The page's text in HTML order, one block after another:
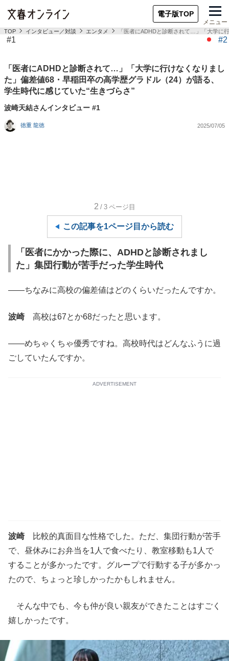
電子版TOP
メニュー
TOP インタビュー／対談 エンタメ 「医者にADHDと診断されて…」「大学に
#1 #2
「医者にADHDと診断されて…」「大学に行けなくなりまし
た」偏差値68・早稲田卒の高学歴グラドル（24）が語る、
学生時代に感じていた“生きづらさ”
波崎天結さんインタビュー #1
徳重 龍徳 2025/07/05
2 /3 ページ目
この記事を1ページ目から読む
「医者にかかった際に、ADHDと診断されまし
た」集団行動が苦手だった学生時代
――ちなみに高校の偏差値はどのくらいだったんですか。
波崎高校は67とか68だったと思います。
――めちゃくちゃ優秀ですね。高校時代はどんなふうに過
ごしていたんですか。
ADVERTISEMENT
波崎比較的真面目な性格でした。ただ、集団行動が苦手
で、昼休みにお弁当を1人で食べたり、教室移動も1人で
することが多かったです。グループで行動する子が多かっ
たので、ちょっと珍しかったかもしれません。
そんな中でも、今も仲が良い親友ができたことはすごく
嬉しかったです。